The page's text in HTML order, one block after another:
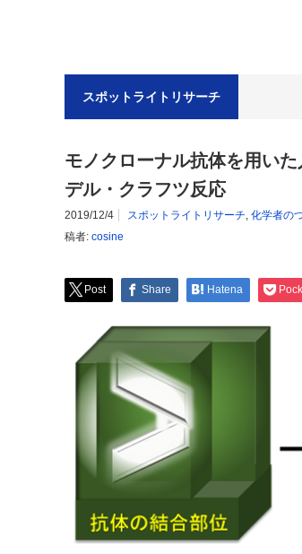
スポットライトリサーチ
モノクローナル抗体を用い
デル・クラフツ反応
2019/12/4 スポットライトリサーチ, 化学者の
稿者: cosine
Post Share Hatena